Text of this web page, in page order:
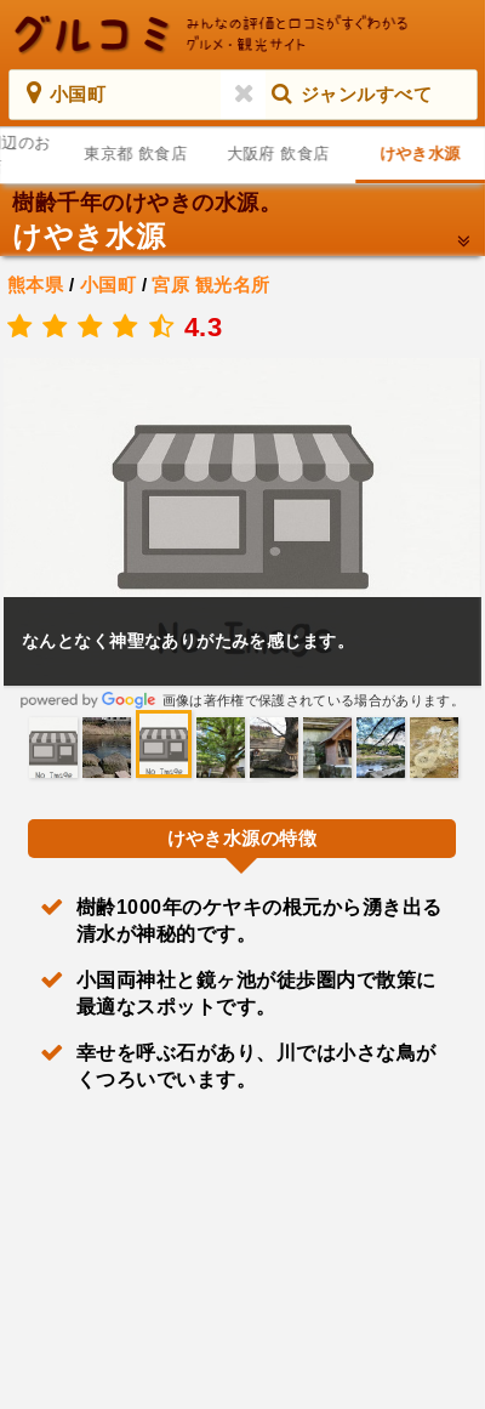
小国町 ジャンルすべて
のお
東京都 飲食店 大阪府 飲食店 けやき水源
樹齢千年のけやきの水源。
けやき水源
熊本県 / 小国町/宮原 観光名所
4.3
なんとなく神聖なありがたみを感じます。
画像は著作権で保護されている場合があります。
けやき水源の特徴
樹齢1000年のケヤキの根元から湧き出る
清水が神秘的です。
小国両神社と鏡ヶ池が徒歩圏内で散策に
最適なスポットです。
幸せを呼ぶ石があり、川では小さな鳥が
くつろいでいます。